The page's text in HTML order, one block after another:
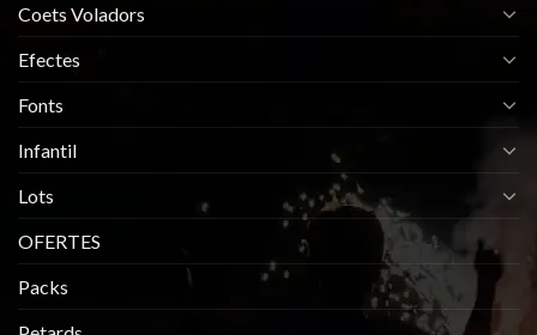
Coets Voladors
Efectes
Fonts
Infantil
Lots
OFERTES
Packs